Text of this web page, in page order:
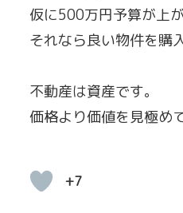
仮に500万円予算が上
それなら良い物件を購
不動産は資産です。
価格より価値を見極め
+7